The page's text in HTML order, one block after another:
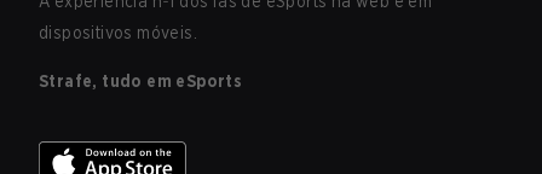
dispositivos móveis.
Strafe, tudo em eSports